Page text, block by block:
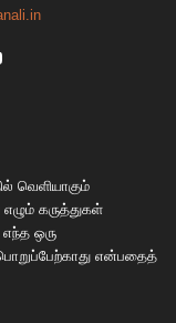
வெளியாகும்
கருத்துகள்
ஒரு
என்பதைத்